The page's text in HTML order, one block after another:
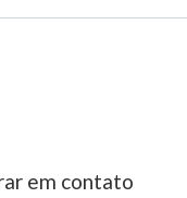
em contato